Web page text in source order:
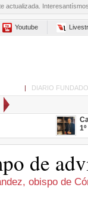
actualizada.
Youtube
| DIARIO
de
obispo de